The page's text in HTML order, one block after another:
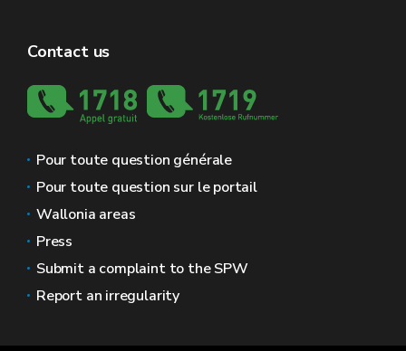
Contact us
Pour toute question générale
Pour toute question sur le portail
Wallonia areas
Press
Submit a complaint to the SPW
Report an irregularity